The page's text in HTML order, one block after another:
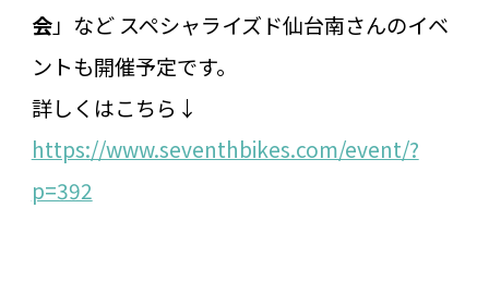
会」など スペシャライズド仙台南さんのイベ
ントも開催予定です。
詳しくはこちら↓
https://www.seventhbikes.com/event/?
p=392